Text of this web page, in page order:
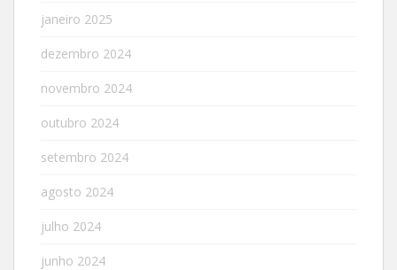
janeiro 2025
dezembro 2024
novembro 2024
outubro 2024
setembro 2024
agosto 2024
julho 2024
junho 2024